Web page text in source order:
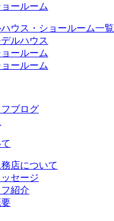
ールーム
ウス・ショールーム一覧
ルハウス
ールーム
ールーム
ブログ
店について
セージ
紹介